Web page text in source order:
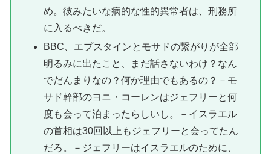
め。彼みたいな病的な性的異常者は、刑務所
に入るべきだ。
BBC、エプスタインとモサドの繋がりが全部
明るみに出たこと、まだ話さないわけ？なん
でだんまりなの？何か理由でもあるの？－モ
サド幹部のヨニ・コーレンはジェフリーと何
度も会って泊まったらしいし。－イスラエル
の首相は30回以上もジェフリーと会ってたん
だろ。－ジェフリーはイスラエルのために、